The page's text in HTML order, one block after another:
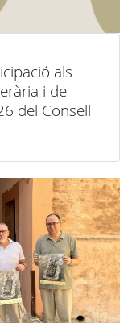
als
i de
del Consell